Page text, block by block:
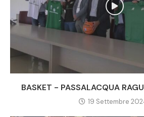
BASKET - PASSALACQUA
19 Settembre